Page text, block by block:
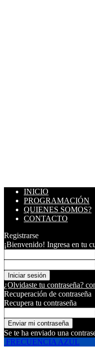
INICIO
PROGRAMACIÓN
QUIENES SOMOS?
CONTACTO
Registrarse
¡Bienvenido! Ingresa en tu
¿Olvidaste tu contraseña?
Recuperación de contraseña
Recupera tu contraseña
Se te ha enviado una
FRECUENCIA AZUL